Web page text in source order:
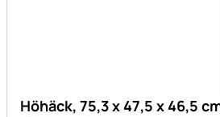
Höhäck, 75,3 x 47,5 x 46,5